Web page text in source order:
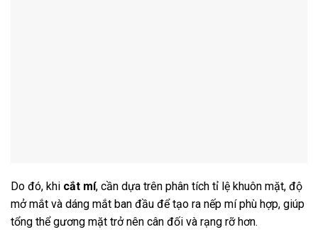
Do đó, khi cắt mí, cần dựa trên phân tích tỉ lệ khuôn mặt, độ
mở mắt và dáng mắt ban đầu để tạo ra nếp mí phù hợp, giúp
tổng thể gương mặt trở nên cân đối và rạng rỡ hơn.